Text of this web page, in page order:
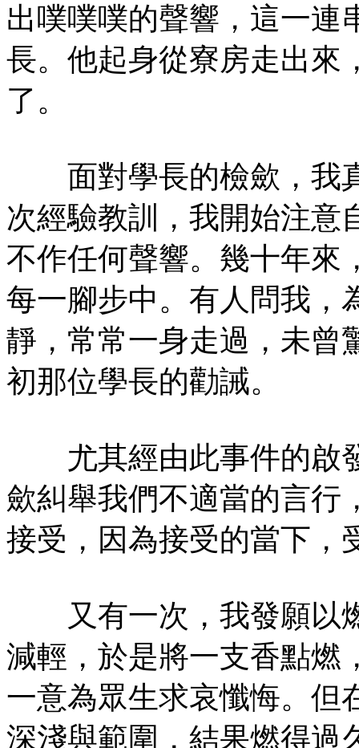
出噗噗噗的聲響，這一連
長。他起身從寮房走出來
了。
面對學長的檢歛，我
次經驗教訓，我開始注意
不作任何聲響。幾十年來
每一腳步中。有人問我，
靜，常常一身走過，未曾
初那位學長的勸誡。
尤其經由此事件的啟
歛糾舉我們不適當的言行
接受，因為接受的當下，
又有一次，我發願以
減輕，於是將一支香點燃
一意為眾生求哀懺悔。但
深淺與範圍，結果燃得過